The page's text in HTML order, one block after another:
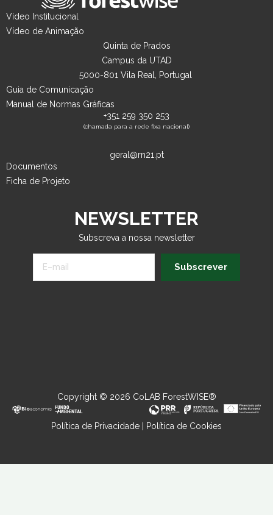
Vídeo Institucional
Vídeo de Animação
Quinta de Prados
Campus da UTAD
5000-801 Vila Real, Portugal
Guia de Comunicação
Manual de Normas Gráficas
+351 259 350 253
(chamada para a rede fixa nacional)
geral@rn21.pt
Documentos
Ficha de Projeto
NEWSLETTER
Subscreva a nossa newsletter
Subscrever
Copyright © 2026 CoLAB ForestWISE®
Política de Privacidade | Política de Cookies